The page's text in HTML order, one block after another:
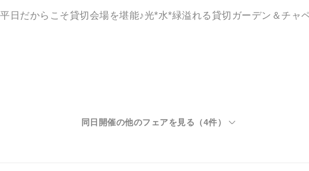
日だからこそ貸切会場を堪能♪光*水*緑溢れる貸切ガーデン＆チャ
同日開催の他のフェアを見る（4件）